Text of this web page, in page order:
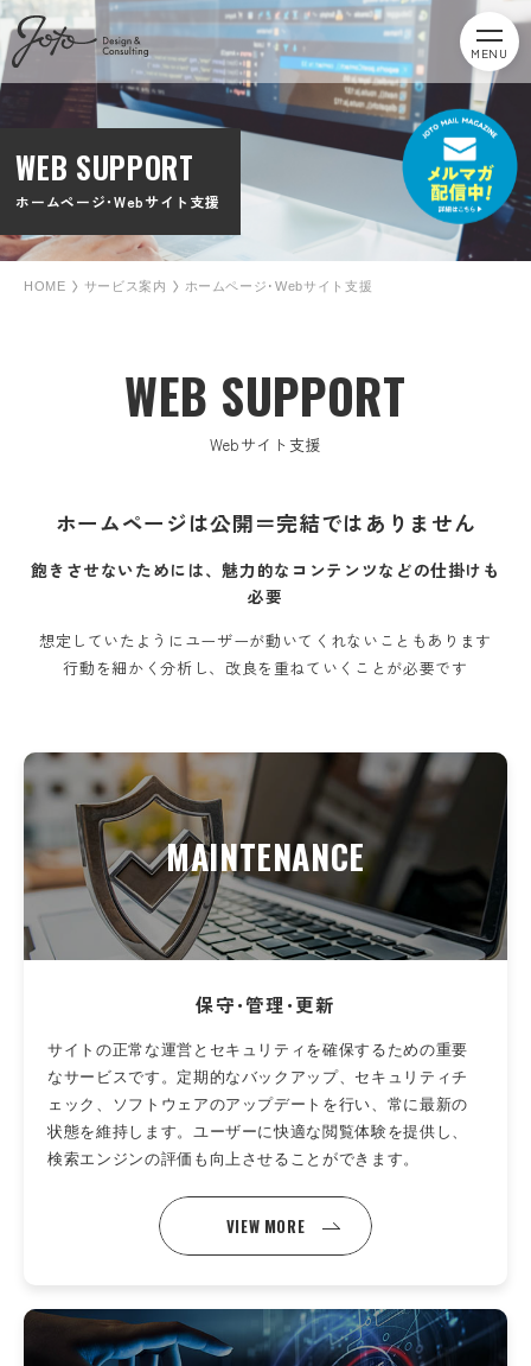
MENU
WEB SUPPORT
ホームページ･Webサイト支援
HOME サービス案内 ホームページ･Webサイト支援
WEB SUPPORT
Webサイト支援
ホームページは公開＝完結ではありません
飽きさせないためには、魅力的なコンテンツなどの仕掛けも
必要
想定していたようにユーザーが動いてくれないこともあります
行動を細かく分析し、改良を重ねていくことが必要です
MAINTENANCE
保守･管理･更新
サイトの正常な運営とセキュリティを確保するための重要
なサービスです。定期的なバックアップ、セキュリティチ
ェック、ソフトウェアのアップデートを行い、常に最新の
状態を維持します。ユーザーに快適な閲覧体験を提供し、
検索エンジンの評価も向上させることができます。
VIEW MORE